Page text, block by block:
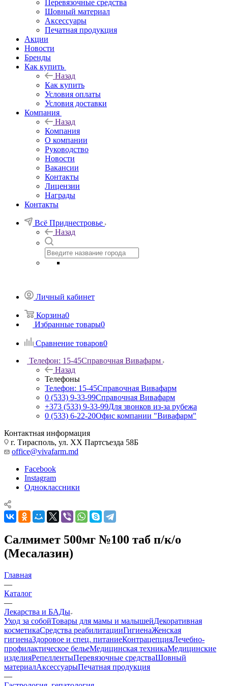
Перевязочные средства
Шовный материал
Аксессуары
Печатная продукция
Акции
Новости
Бренды
Как купить
Назад
Как купить
Условия оплаты
Условия доставки
Компания
Назад
Компания
О компании
Руководство
Новости
Вакансии
Контакты
Лицензии
Награды
Контакты
Всё Приднестровье
Назад
Личный кабинет
Корзина0
Избранные товары0
Сравнение товаров0
Телефон: 15-45Справочная Вивафарм
Назад
Телефоны
Телефон: 15-45Справочная Вивафарм
0 (533) 9-33-99Справочная Вивафарм
+373 (533) 9-33-99Для звонков из-за рубежа
0 (533) 6-22-20Офис компании "Вивафарм"
Контактная информация
г. Тирасполь, ул. ХХ Партсъезда 58Б
office@vivafarm.md
Facebook
Instagram
Одноклассники
Салмимет 500мг №100 таб п/к/о
(Месалазин)
Главная
—
Каталог
—
Лекарства и БАДы
Уход за собойТовары для мамы и малышейДекоративная
косметикаСредства реабилитацииГигиенаЖенская
гигиенаЗдоровое и спец. питаниеКонтрацепцияЛечебно-
профилактическое бельеМедицинская техникаМедицинские
изделияРепеллентыПеревязочные средстваШовный
материалАксессуарыПечатная продукция
—